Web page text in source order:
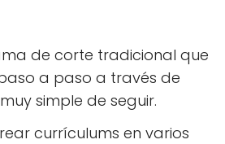
de corte tradicional que
a paso a través de
simple de seguir.
currículums en varios